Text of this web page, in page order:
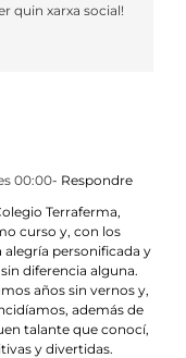
quin xarxa social!
00:00- Respondre
Terraferma,
curso y, con los
alegría personificada y
diferencia alguna.
años sin vernos y,
además de
talante que conocí,
y divertidas.